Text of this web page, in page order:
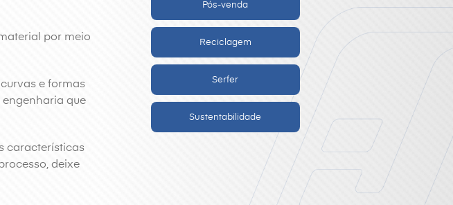
por meio
e formas
engenharia que
características
deixe
Pós-venda
Reciclagem
Serfer
Sustentabilidade